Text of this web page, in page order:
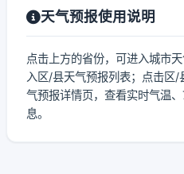
天气预报使用说明
点击上方的省份，可进入城市
入区/县天气预报列表；点击区
气预报详情页，查看实时气温
息。